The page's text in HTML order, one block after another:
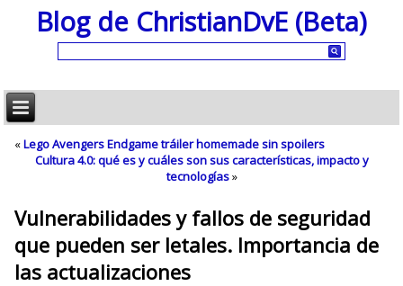
Blog de ChristianDvE (Beta)
«Lego Avengers Endgame tráiler homemade sin spoilers
Cultura 4.0: qué es y cuáles son sus características, impacto y
tecnologías»
Vulnerabilidades y fallos de seguridad
que pueden ser letales. Importancia de
las actualizaciones